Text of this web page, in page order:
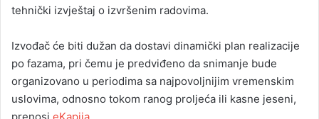
tehnički izvještaj o izvršenim radovima.
Izvođač će biti dužan da dostavi dinamički plan realizacije
po fazama, pri čemu je predviđeno da snimanje bude
organizovano u periodima sa najpovoljnijim vremenskim
uslovima, odnosno tokom ranog proljeća ili kasne jeseni,